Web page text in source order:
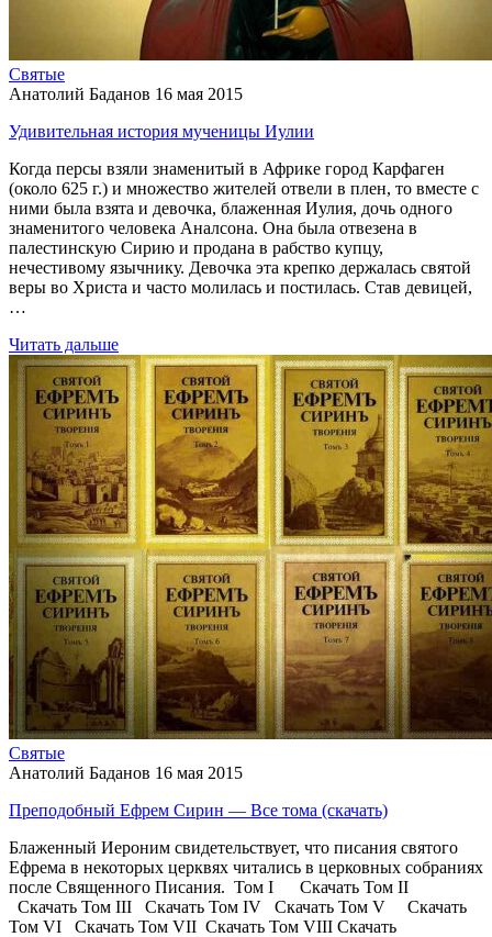
Святые
Анатолий Баданов 16 мая 2015
Удивительная история мученицы Иулии
Когда персы взяли знаменитый в Африке город Карфаген
(около 625 г.) и множество жителей отвели в плен, то вместе с
ними была взята и девочка, блаженная Иулия, дочь одного
знаменитого человека Аналсона. Она была отвезена в
палестинскую Сирию и продана в рабство купцу,
нечестивому язычнику. Девочка эта крепко держалась святой
веры во Христа и часто молилась и постилась. Став девицей,
…
Читать дальше
Святые
Анатолий Баданов 16 мая 2015
Преподобный Ефрем Сирин — Все тома (скачать)
Блаженный Иероним свидетельствует, что писания святого
Ефрема в некоторых церквях читались в церковных собраниях
после Священного Писания. Том I Скачать Том II
Скачать Том III Скачать Том IV Скачать Том V Скачать
Том VI Скачать Том VII Скачать Том VIII Скачать